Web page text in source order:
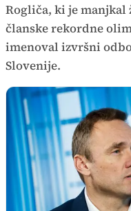
Rogliča, ki je manjkal
članske rekordne
imenoval izvršni
Slovenije.